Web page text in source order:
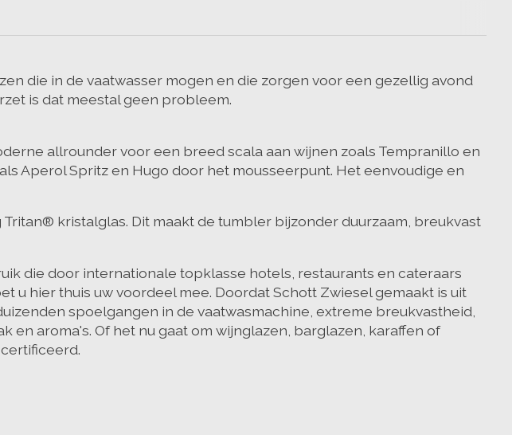
die in de vaatwasser mogen en die zorgen voor een gezellig avond
is dat meestal geen probleem.
allrounder voor een breed scala aan wijnen zoals Tempranillo en
Aperol Spritz en Hugo door het mousseerpunt. Het eenvoudige en
kristalglas. Dit maakt de tumbler bijzonder duurzaam, breukvast
die door internationale topklasse hotels, restaurants en cateraars
hier thuis uw voordeel mee. Doordat Schott Zwiesel gemaakt is uit
spoelgangen in de vaatwasmachine, extreme breukvastheid,
aroma's. Of het nu gaat om wijnglazen, barglazen, karaffen of